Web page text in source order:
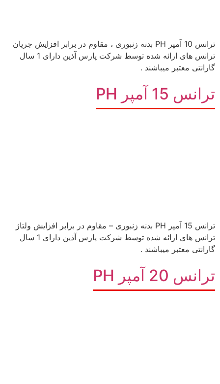
ترانس 10 آمپر PH بدنه زنبوری ، مقاوم در برابر افزایش جریان
ترانس های ارائه شده توسط شرکت پارس آذین دارای 1 سال
گارانتی معتبر میباشند .
ترانس 15 آمپر PH
ترانس 15 آمپر PH بدنه زنبوری – مقاوم در برابر افزایش ولتاژ
ترانس های ارائه شده توسط شرکت پارس آذین دارای 1 سال
گارانتی معتبر میباشند .
ترانس 20 آمپر PH